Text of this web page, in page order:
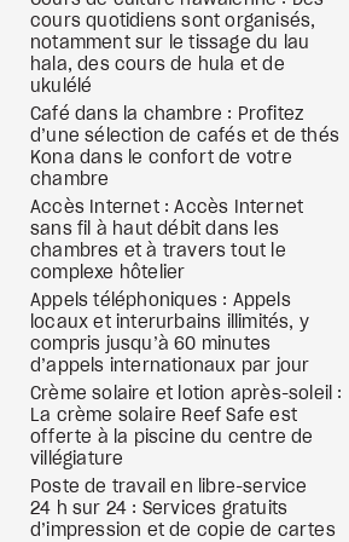
cours quotidiens sont organisés,
notamment sur le tissage du lau
hala, des cours de hula et de
ukulélé
Café dans la chambre : Profitez
d’une sélection de cafés et de thés
Kona dans le confort de votre
chambre
Accès Internet : Accès Internet
sans fil à haut débit dans les
chambres et à travers tout le
complexe hôtelier
Appels téléphoniques : Appels
locaux et interurbains illimités, y
compris jusqu’à 60 minutes
d’appels internationaux par jour
Crème solaire et lotion après-soleil :
La crème solaire Reef Safe est
offerte à la piscine du centre de
villégiature
Poste de travail en libre-service
24 h sur 24 : Services gratuits
d’impression et de copie de cartes